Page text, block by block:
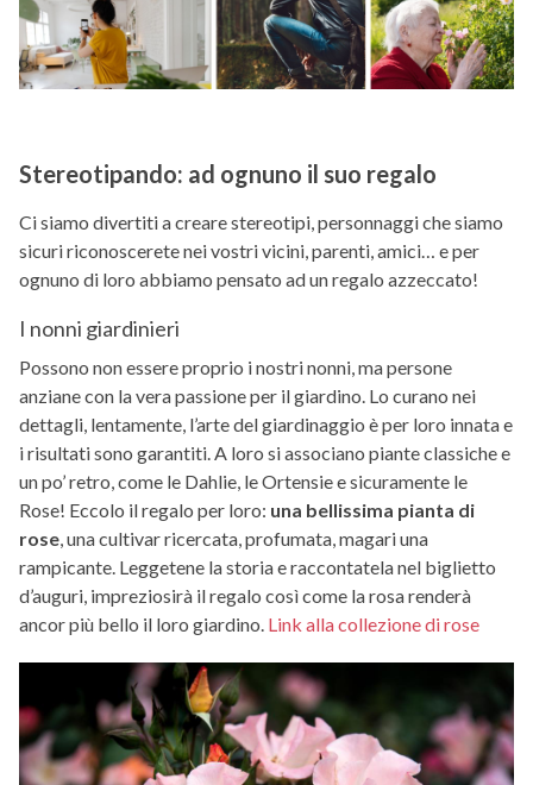
Stereotipando: ad ognuno il suo regalo
Ci siamo divertiti a creare stereotipi, personnaggi che siamo
sicuri riconoscerete nei vostri vicini, parenti, amici… e per
ognuno di loro abbiamo pensato ad un regalo azzeccato!
I nonni giardinieri
Possono non essere proprio i nostri nonni, ma persone
anziane con la vera passione per il giardino. Lo curano nei
dettagli, lentamente, l’arte del giardinaggio è per loro innata e
i risultati sono garantiti. A loro si associano piante classiche e
un po’ retro, come le Dahlie, le Ortensie e sicuramente le
Rose! Eccolo il regalo per loro: una bellissima pianta di
rose , una cultivar ricercata, profumata, magari una
rampicante. Leggetene la storia e raccontatela nel biglietto
d’auguri, impreziosirà il regalo così come la rosa renderà
ancor più bello il loro giardino. Link alla collezione di rose